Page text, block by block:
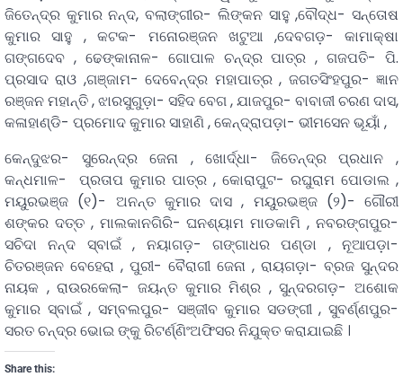
ଜିତେନ୍ଦ୍ର କୁମାର ନନ୍ଦ, ବଲାଙ୍ଗୀର- ଲିଙ୍କନ ସାହୁ ,ବୌଦ୍ଧ- ସନ୍ତୋଷ
କୁମାର ସାହୁ , କଟକ- ମନୋରଞ୍ଜନ ଖଟୁଆ ,ଦେବଗଡ଼- କାମାକ୍ଷା
ଗଙ୍ଗଦେବ , ଢେଙ୍କାନାଳ- ଗୋପାଳ ଚନ୍ଦ୍ର ପାତ୍ର , ଗଜପତି- ପି.
ପ୍ରସାଦ ରାଓ ,ଗଞ୍ଜାମ- ଦେବେନ୍ଦ୍ର ମହାପାତ୍ର , ଜଗତସିଂହପୁର- ଜ୍ଞାନ
ରଞ୍ଜନ ମହାନ୍ତି , ଝାରସୁଗୁଡ଼ା- ସହିଦ ବେଗ , ଯାଜପୁର- ବାବାଜୀ ଚରଣ ଦାସ,
କଳାହାଣ୍ଡି- ପ୍ରମୋଦ କୁମାର ସାହାଣି , କେନ୍ଦ୍ରାପଡ଼ା- ଭୀମସେନ ଭୂୟାଁ ,
କେନ୍ଦୁଝର- ସୁରେନ୍ଦ୍ର ଜେନା , ଖୋର୍ଦ୍ଧା- ଜିତେନ୍ଦ୍ର ପ୍ରଧାନ ,
କନ୍ଧମାଳ- ପ୍ରତାପ କୁମାର ପାତ୍ର , କୋରାପୁଟ- ରଘୁରାମ ପୋଡାଲ ,
ମୟୁରଭଞ୍ଜ (୧)- ଅନନ୍ତ କୁମାର ଦାସ , ମୟୁରଭଞ୍ଜ (୨)- ଗୌରୀ
ଶଙ୍କର ଦତ୍ତ , ମାଲକାନଗିରି- ଘନଶ୍ୟାମ ମାଡକାମି , ନବରଙ୍ଗପୁର-
ସଚିଦା ନନ୍ଦ ସ୍ବାଇଁ , ନୟାଗଡ଼- ଗଙ୍ଗାଧର ପଣ୍ଡା , ନୂଆପଡ଼ା-
ଚିତରଞ୍ଜନ ବେହେରା , ପୁରୀ- ବୈରାଗୀ ଜେନା , ରାୟଗଡ଼ା- ବ୍ରଜ ସୁନ୍ଦର
ନାୟକ , ରାଉରକେଲା- ଜୟନ୍ତ କୁମାର ମିଶ୍ର , ସୁନ୍ଦରଗଡ଼- ଅଶୋକ
କୁମାର ସ୍ବାଇଁ , ସମ୍ବଲପୁର- ସଞ୍ଜୀବ କୁମାର ସଡଙ୍ଗୀ , ସୁବର୍ଣ୍ଣପୁର-
ସରତ ଚନ୍ଦ୍ର ଭୋଇ ଙ୍କୁ ରିଟର୍ଣ୍ଣିଂଅଫିସର ନିଯୁକ୍ତ କରାଯାଇଛି ।
Share this: